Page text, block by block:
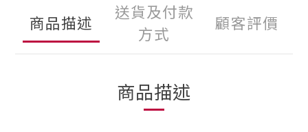
商品描述
送貨及付款
方式
顧客評價
商品描述